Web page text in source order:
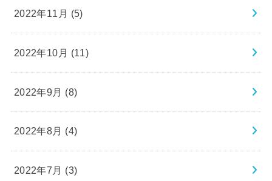
2022年11月 (5)
2022年10月 (11)
2022年9月 (8)
2022年8月 (4)
2022年7月 (3)